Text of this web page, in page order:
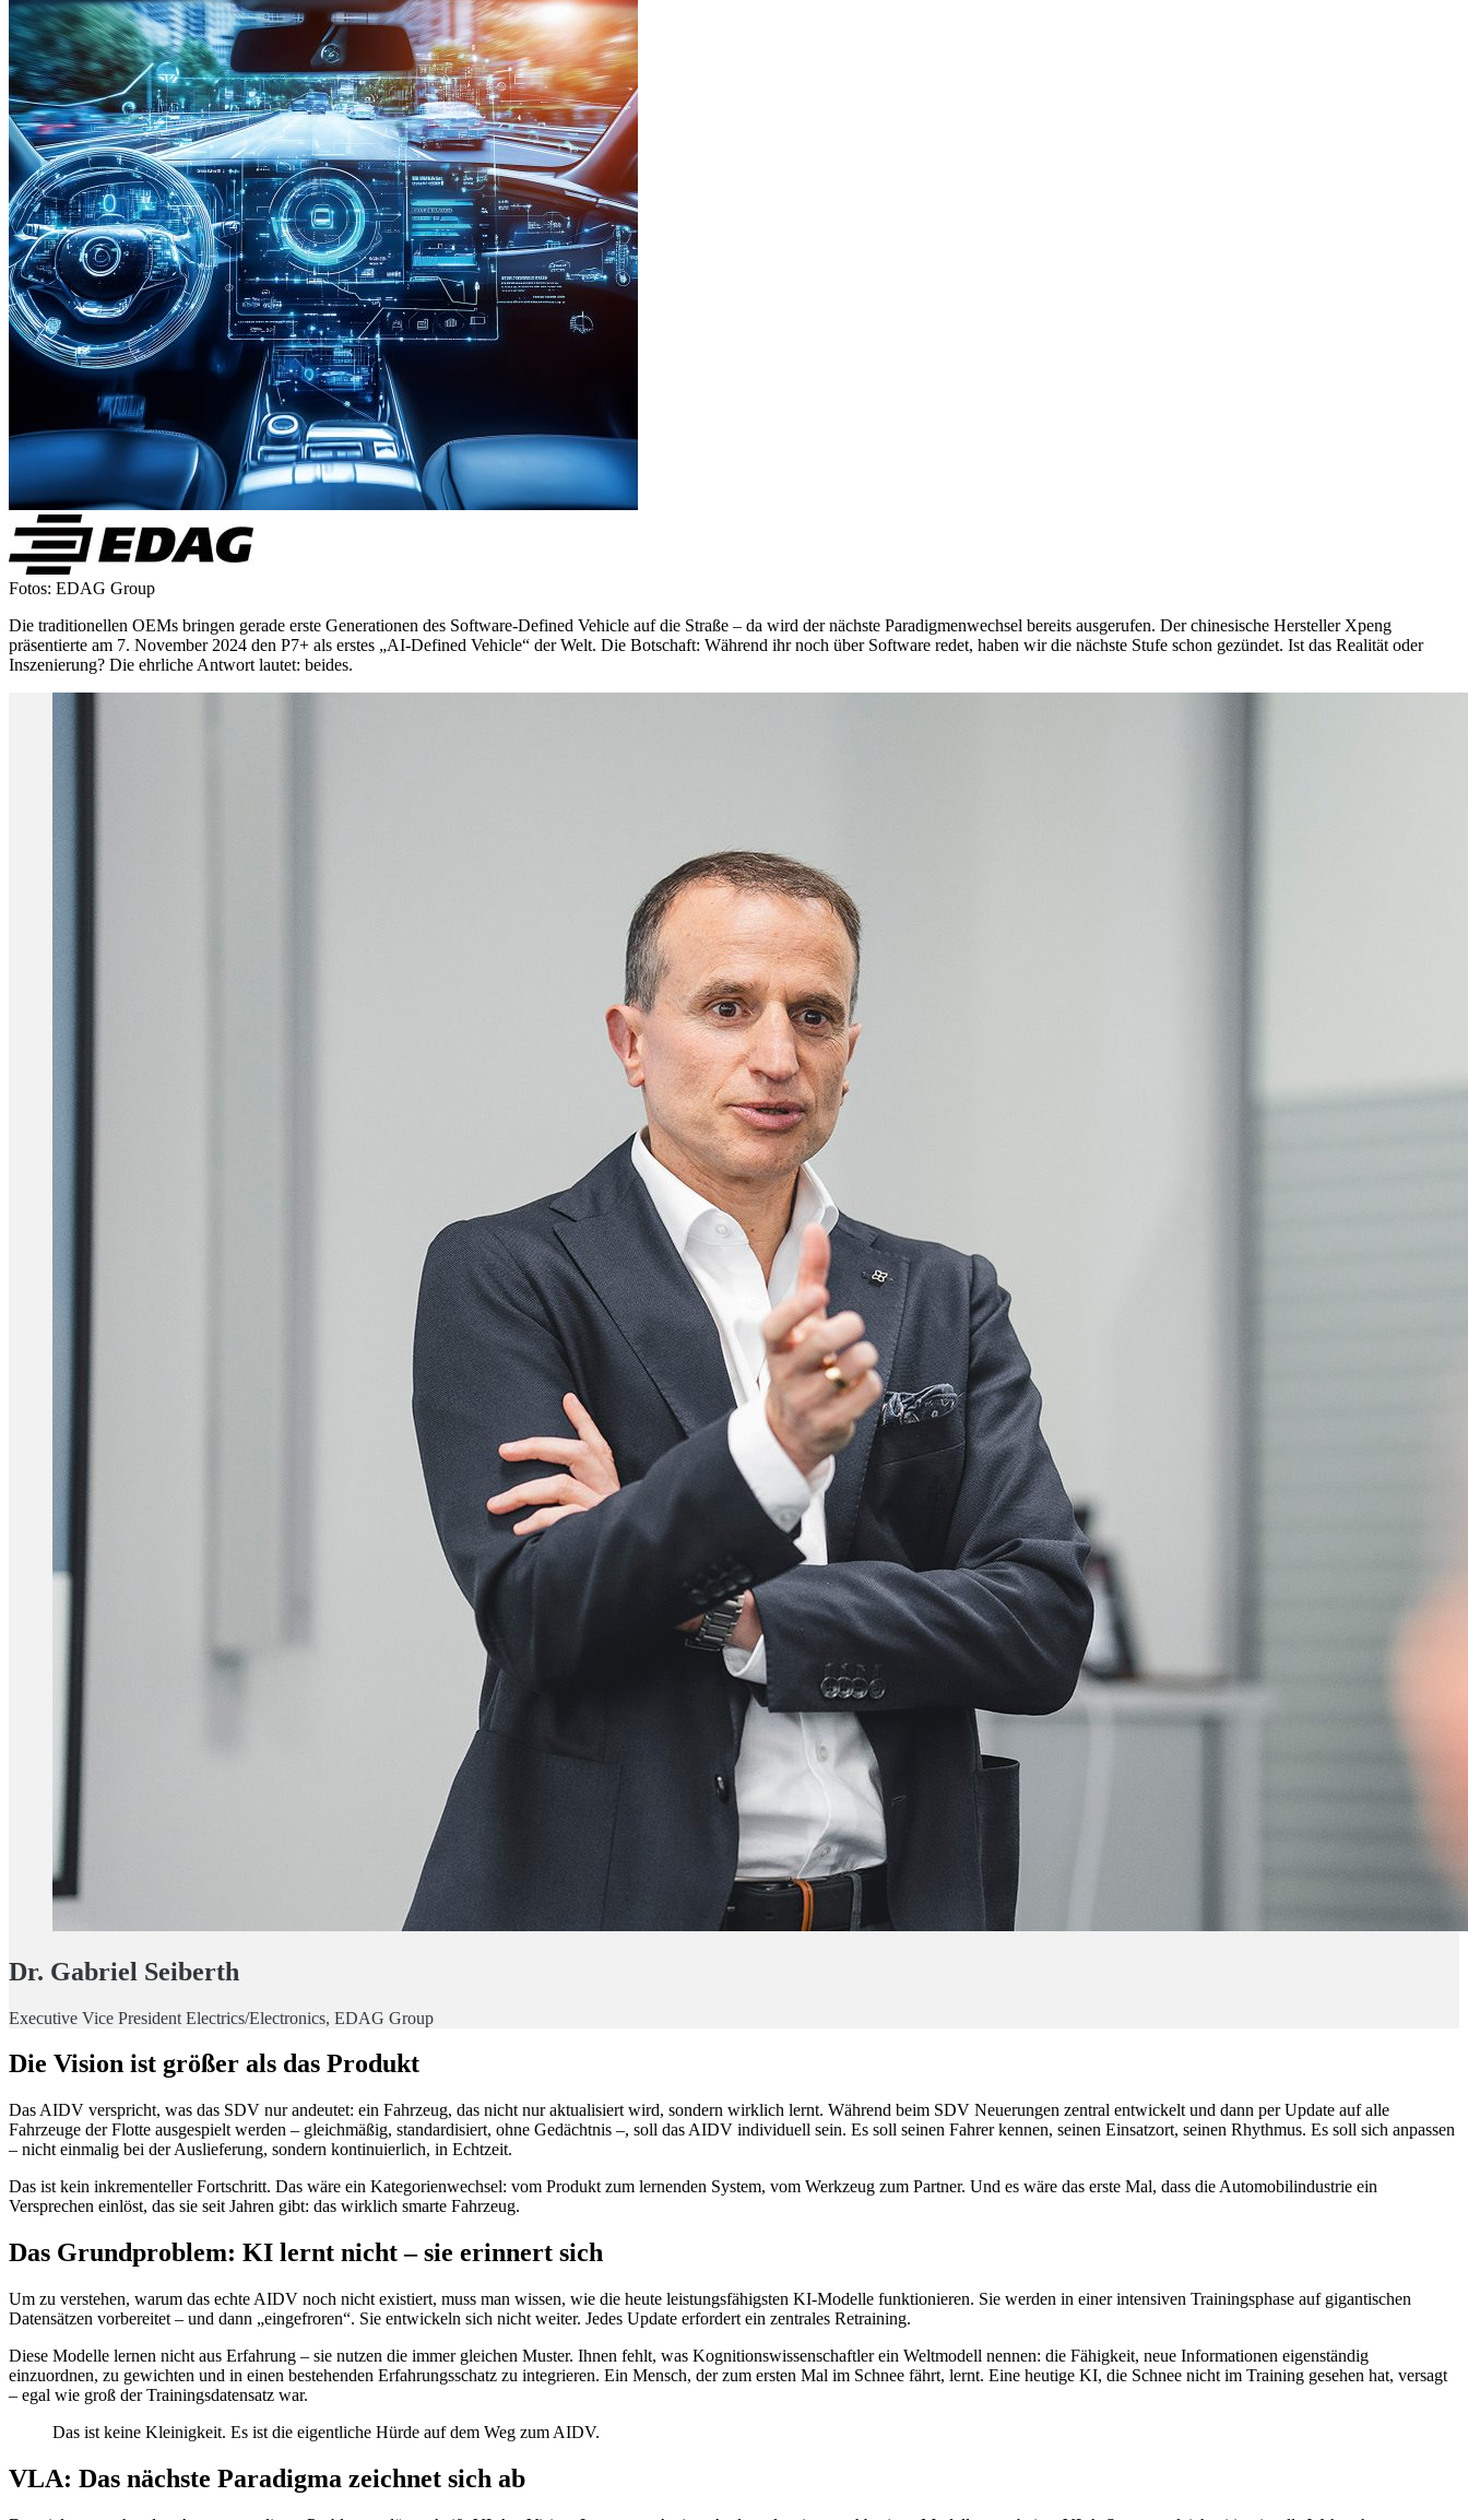
Fotos: EDAG Group
Die traditionellen OEMs bringen gerade erste Generationen des Software-Defined Vehicle auf die Straße – da wird der nächste Paradigmenwechsel bereits ausgerufen. Der chinesische Hersteller Xpeng
präsentierte am 7. November 2024 den P7+ als erstes „AI-Defined Vehicle“ der Welt. Die Botschaft: Während ihr noch über Software redet, haben wir die nächste Stufe schon gezündet. Ist das Realität oder
Inszenierung? Die ehrliche Antwort lautet: beides.
Dr. Gabriel Seiberth
Executive Vice President Electrics/Electronics, EDAG Group
Die Vision ist größer als das Produkt
Das AIDV verspricht, was das SDV nur andeutet: ein Fahrzeug, das nicht nur aktualisiert wird, sondern wirklich lernt. Während beim SDV Neuerungen zentral entwickelt und dann per Update auf alle
Fahrzeuge der Flotte ausgespielt werden – gleichmäßig, standardisiert, ohne Gedächtnis –, soll das AIDV individuell sein. Es soll seinen Fahrer kennen, seinen Einsatzort, seinen Rhythmus. Es soll sich anpassen
– nicht einmalig bei der Auslieferung, sondern kontinuierlich, in Echtzeit.
Das ist kein inkrementeller Fortschritt. Das wäre ein Kategorienwechsel: vom Produkt zum lernenden System, vom Werkzeug zum Partner. Und es wäre das erste Mal, dass die Automobilindustrie ein
Versprechen einlöst, das sie seit Jahren gibt: das wirklich smarte Fahrzeug.
Das Grundproblem: KI lernt nicht – sie erinnert sich
Um zu verstehen, warum das echte AIDV noch nicht existiert, muss man wissen, wie die heute leistungsfähigsten KI-Modelle funktionieren. Sie werden in einer intensiven Trainingsphase auf gigantischen
Datensätzen vorbereitet – und dann „eingefroren“. Sie entwickeln sich nicht weiter. Jedes Update erfordert ein zentrales Retraining.
Diese Modelle lernen nicht aus Erfahrung – sie nutzen die immer gleichen Muster. Ihnen fehlt, was Kognitionswissenschaftler ein Weltmodell nennen: die Fähigkeit, neue Informationen eigenständig
einzuordnen, zu gewichten und in einen bestehenden Erfahrungsschatz zu integrieren. Ein Mensch, der zum ersten Mal im Schnee fährt, lernt. Eine heutige KI, die Schnee nicht im Training gesehen hat, versagt
– egal wie groß der Trainingsdatensatz war.
Das ist keine Kleinigkeit. Es ist die eigentliche Hürde auf dem Weg zum AIDV.
VLA: Das nächste Paradigma zeichnet sich ab